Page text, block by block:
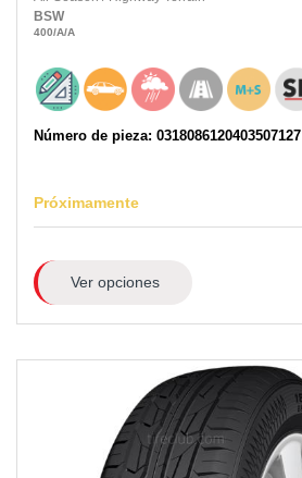
BSW
400/A/A
Número de pieza: 0318086120403507127
Próximamente
Ver opciones